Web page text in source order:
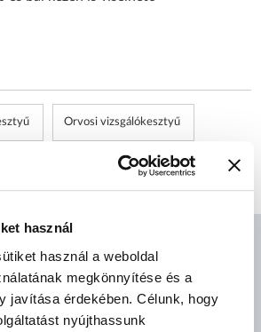
használ
használ a weboldal
megkönnyítése és a
javítása érdekében. Célunk, hogy
nyújthassunk
Orvosi vizsgálókesztyű